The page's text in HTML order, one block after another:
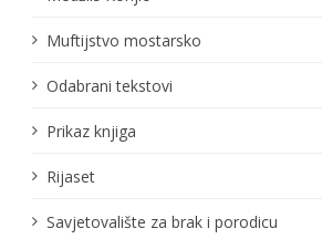
Muftijstvo mostarsko
Odabrani tekstovi
Prikaz knjiga
Rijaset
Savjetovalište za brak i porodicu